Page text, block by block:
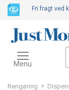
Rengøring >
Fri fragt ved
Toggle
navigation
Menu